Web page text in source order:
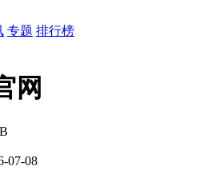
专题 排行榜
网
07-08